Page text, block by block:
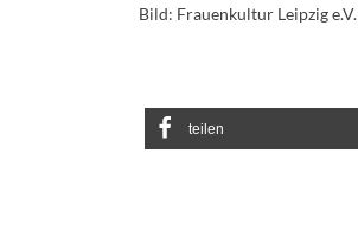
Bild: Frauenkultur Leipzig e.V.
teilen